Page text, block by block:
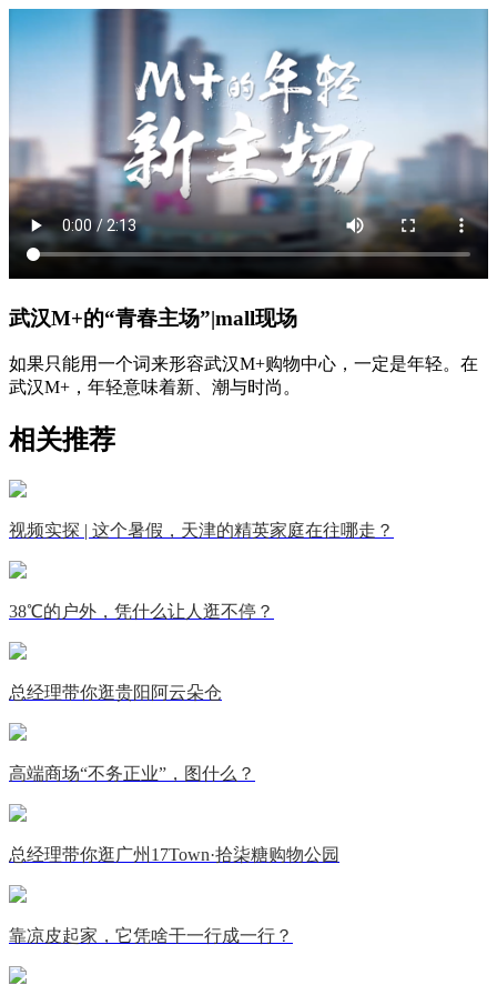
武汉M+的“青春主场”|mall现场
如果只能用一个词来形容武汉M+购物中心，一定是年轻。在
武汉M+，年轻意味着新、潮与时尚。
相关推荐
视频实探 | 这个暑假，天津的精英家庭在往哪走？
38℃的户外，凭什么让人逛不停？
总经理带你逛贵阳阿云朵仓
高端商场“不务正业”，图什么？
总经理带你逛广州17Town·拾柒糖购物公园
靠凉皮起家，它凭啥干一行成一行？